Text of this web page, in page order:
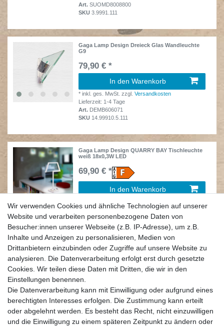
Art.SUOMD8008800
SKU3.9991.111
Gaga Lamp Design Dreieck Glas Wandleuchte
G9
79,90 € *
In den Warenkorb
*inkl. ges. MwSt. zzgl.Versandkosten
Lieferzeit: 1-4 Tage
Art. DEMB606071
SKU 14.99910.5.111
Gaga Lamp Design QUARRY BAY Tischleuchte
weiß 18x0,3W LED
69,90 € *
In den Warenkorb
inkl. ges. MwSt. zzgl.
Versandkosten
Lieferzeit: 1-4 Tage
Art.LCZ674913W
SKU35.99950.01.111
Gaga Lamp Design TSING YI Tischleuchte weiß
In den Warenkorb
* inkl. ges. MwSt. zzgl.Versandkosten
Lieferzeit: 1-4 Tage
Wir verwenden Cookies und ähnliche Technologien auf unserer
Website und verarbeiten personenbezogene Daten von
Besucher:innen unserer Webseite (z.B. IP-Adresse), um z.B.
Inhalte und Anzeigen zu personalisieren, Medien von
Drittanbietern einzubinden oder Zugriffe auf unsere Website zu
analysieren. Die Datenverarbeitung erfolgt erst durch gesetzte
Cookies. Wir teilen diese Daten mit Dritten, die wir in den
Einstellungen benennen.
Die Datenverarbeitung kann mit Einwilligung oder aufgrund eines
berechtigten Interesses erfolgen. Die Zustimmung kann erteilt
oder abgelehnt werden. Es besteht das Recht, nicht einzuwilligen
und die Einwilligung zu einem späteren Zeitpunkt zu ändern oder